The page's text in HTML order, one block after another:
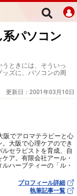
パソコン
ときには、そういっ
ズに、パソコンの周
更新日： 2001年03月10日
阪でアロマテラピーと心
大阪で心理ケアのでき
セラピストを育成、自
ア。有限会社アール・
ハーブティーの「ル・
プロフィール詳細
執筆記事一覧